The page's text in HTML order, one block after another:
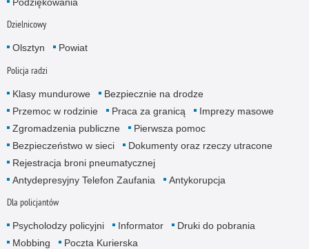
Dzielnicowy
Olsztyn Powiat
Policja radzi
Klasy mundurowe
Bezpiecznie na drodze
Przemoc w rodzinie
Praca za granicą
Imprezy masowe
Zgromadzenia publiczne
Pierwsza pomoc
Bezpieczeństwo w sieci
Dokumenty oraz rzeczy utracone
Rejestracja broni pneumatycznej
Antydepresyjny Telefon Zaufania
Antykorupcja
Dla policjantów
Psycholodzy policyjni Informator
Druki do pobrania
Mobbing
Poczta Kurierska